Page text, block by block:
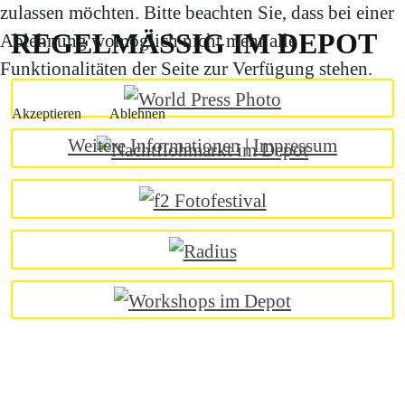
REGELMÄSSIG IM DEPOT
zulassen möchten. Bitte beachten Sie, dass bei einer
Ablehnung womöglich nicht mehr alle
Funktionalitäten der Seite zur Verfügung stehen.
Akzeptieren Ablehnen
Weitere Informationen|Impressum